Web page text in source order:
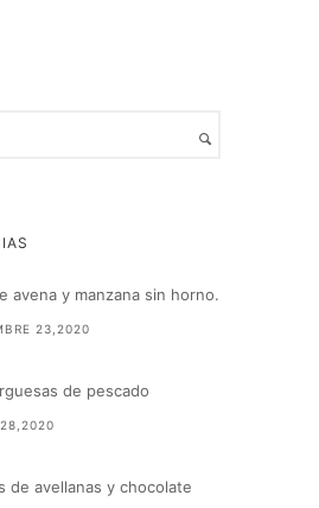
avena y manzana sin horno.
23,2020
de pescado
de avellanas y chocolate